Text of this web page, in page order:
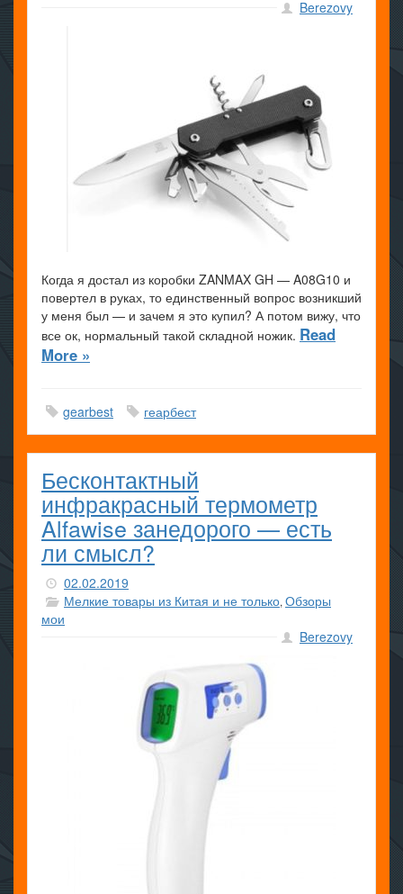
Berezovy
Когда я достал из коробки ZANMAX GH — A08G10 и
повертел в руках, то единственный вопрос возникший
у меня был — и зачем я это купил? А потом вижу, что
все ок, нормальный такой складной ножик. Read
More »
gearbest геарбест
Бесконтактный
инфракрасный термометр
Alfawise занедорого — есть
ли смысл?
02.02.2019
Мелкие товары из Китая и не только, Обзоры
мои
Berezovy